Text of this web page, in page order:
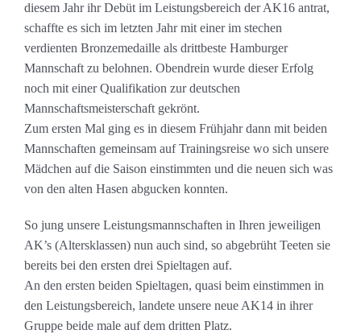
diesem Jahr ihr Debüt im Leistungsbereich der AK16 antrat,
schaffte es sich im letzten Jahr mit einer im stechen
verdienten Bronzemedaille als drittbeste Hamburger
Mannschaft zu belohnen. Obendrein wurde dieser Erfolg
noch mit einer Qualifikation zur deutschen
Mannschaftsmeisterschaft gekrönt.
Zum ersten Mal ging es in diesem Frühjahr dann mit beiden
Mannschaften gemeinsam auf Trainingsreise wo sich unsere
Mädchen auf die Saison einstimmten und die neuen sich was
von den alten Hasen abgucken konnten.
So jung unsere Leistungsmannschaften in Ihren jeweiligen
AK’s (Altersklassen) nun auch sind, so abgebrüht Teeten sie
bereits bei den ersten drei Spieltagen auf.
An den ersten beiden Spieltagen, quasi beim einstimmen in
den Leistungsbereich, landete unsere neue AK14 in ihrer
Gruppe beide male auf dem dritten Platz.